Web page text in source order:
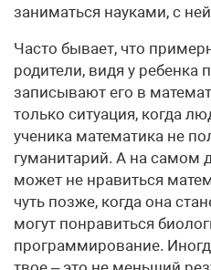
заниматься науками, с
Часто бывает, что
родители, видя у ребенка
записывают его в
только ситуация, когда
ученика математика не
гуманитарий. А на самом
может не нравиться
чуть позже, когда она
могут понравиться
программирование.